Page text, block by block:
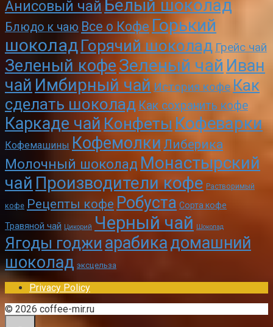
Анисовый чай Белый шоколад
Блюдо к чаю Все о Кофе Горький
шоколад Горячий шоколад Грейс чай
Зеленый кофеЗеленый чай Иван
чай Имбирный чай История кофе Как
сделать шоколад Как сохранить кофе
Каркаде чай Конфеты Кофеварки
Кофемашины Кофемолки Либерика
Молочный шоколад Монастырский
чай Производители кофе Растворимый
кофе Рецепты кофе Робуста Сорта кофе
Травяной чай Цикорий Черный чай Шоколад
Ягоды годжи арабикадомашний
шоколад эксцельза
Privacy Policy
© 2026 coffee-mir.ru